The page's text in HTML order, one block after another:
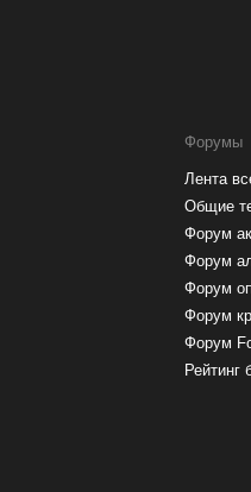
Форумы
Лента
Общие
Форум
Форум
Форум
Форум
Форум
Рейтинг